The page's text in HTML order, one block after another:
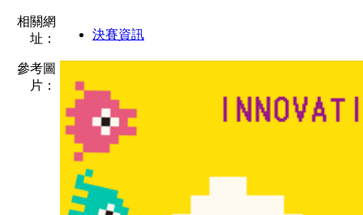
相關網
址：
決賽資訊
參考圖
片：